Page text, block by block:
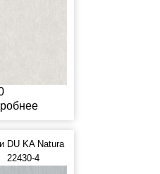
DU KA Natura
22430-4